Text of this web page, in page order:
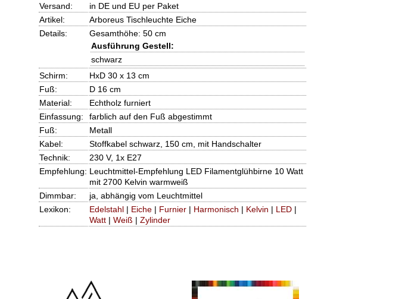
Versand:
in DE und EU per Paket
Artikel:
Arboreus Tischleuchte Eiche
Details:
Gesamthöhe: 50 cm
Ausführung Gestell:
schwarz
Schirm:
HxD 30 x 13 cm
Fuß:
D 16 cm
Material:
Echtholz furniert
Einfassung:
farblich auf den Fuß abgestimmt
Fuß:
Metall
Kabel:
Stoffkabel schwarz, 150 cm, mit Handschalter
Technik:
230 V, 1x E27
Empfehlung: Leuchtmittel-Empfehlung LED Filamentglühbirne 10 Watt
mit 2700 Kelvin warmweiß
Dimmbar:
ja, abhängig vom Leuchtmittel
Lexikon:
Edelstahl| Eiche| Furnier| Harmonisch | Kelvin | LED|
Watt| Weiß | Zylinder